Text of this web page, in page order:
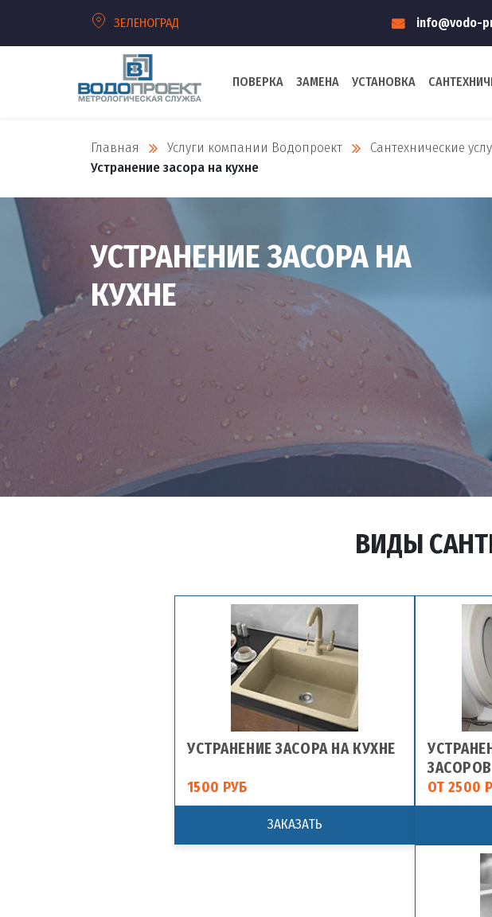
ЗЕЛЕНОГРАД info@vodo-
ПОВЕРКА ЗАМЕНА УСТАНОВКА
Главная Услуги компании Водопроект Сантехнические
Устранение засора на кухне
УСТРАНЕНИЕ ЗАСОРА НА
КУХНЕ
ВИДЫ
УСТРАНЕНИЕ ЗАСОРА НА КУХНЕ
1500 РУБ
ЗАКАЗАТЬ
ЗАСОРОВ
ОТ 2500